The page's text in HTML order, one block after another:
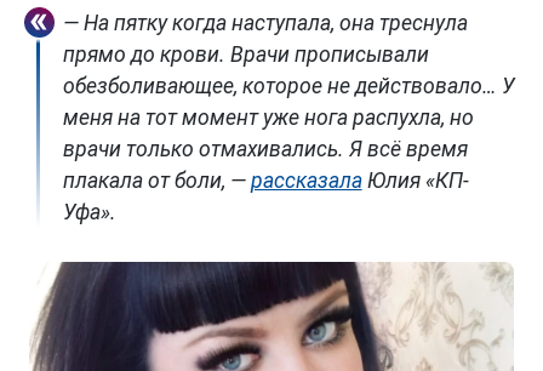
— На пятку когда наступала, она треснула
прямо до крови. Врачи прописывали
обезболивающее, которое не действовало… У
меня на тот момент уже нога распухла, но
врачи только отмахивались. Я всё время
плакала от боли, — рассказалаЮлия «КП-
Уфа».